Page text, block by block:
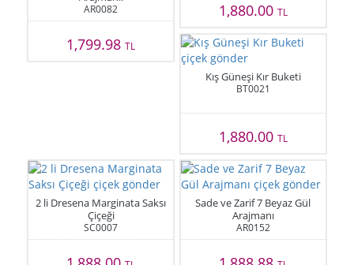
AR0082
1,799.98TL
1,880.00 TL
Kış Güneşi Kır Buketi
BT0021
1,880.00 TL
2 li Dresena Marginata Saksı
Çiçeği
SC0007
Sade ve Zarif 7 Beyaz Gül
Arajmanı
AR0152